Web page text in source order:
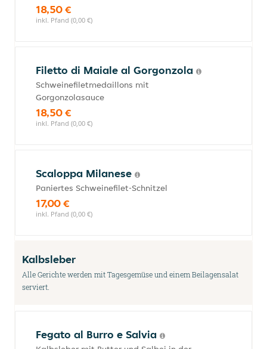
18,50 €
inkl. Pfand (0,00 €)
Filetto di Maiale al Gorgonzola
Schweinefiletmedaillons mit
Gorgonzolasauce
18,50 €
inkl. Pfand (0,00 €)
Scaloppa Milanese
Paniertes Schweinefilet-Schnitzel
17,00 €
inkl. Pfand (0,00 €)
Kalbsleber
Alle Gerichte werden mit Tagesgemüse und einem Beilagensalat
serviert.
Fegato al Burro e Salvia